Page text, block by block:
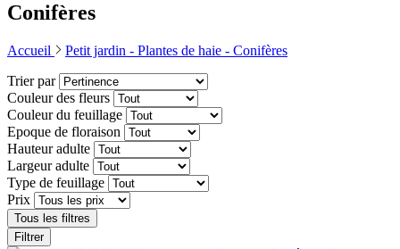
Conifères
Accueil Petit jardin - Plantes de haie - Conifères
Trier par
Couleur des fleurs
Couleur du feuillage
Epoque de floraison
Hauteur adulte
Largeur adulte
Type de feuillage
Prix
Tous les filtres
Filtrer